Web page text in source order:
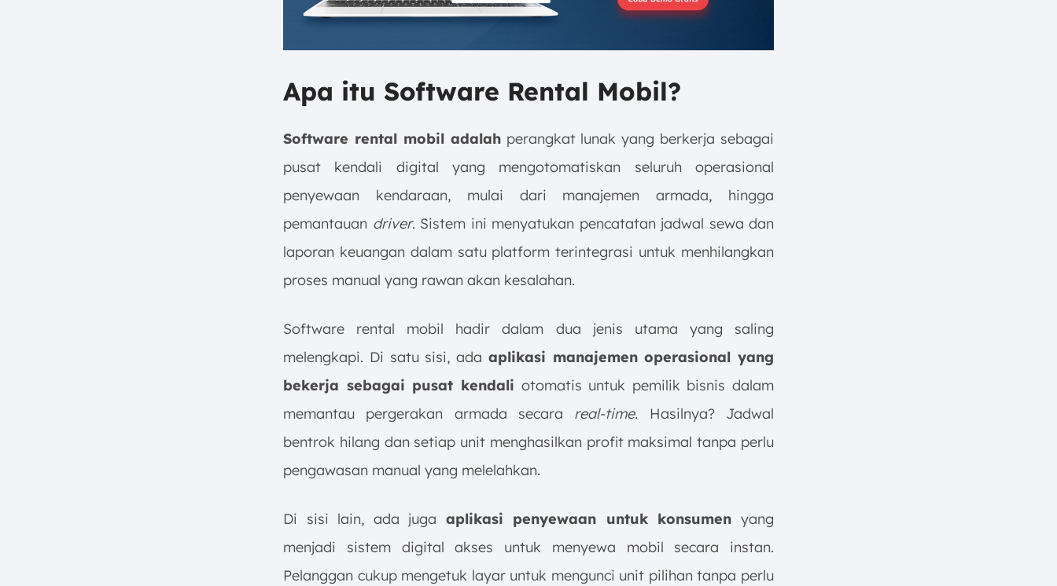
Apa itu Software Rental Mobil?
Software rental mobil adalahperangkat lunak yang berkerja sebagai
pusat kendali digital yang mengotomatiskan seluruh operasional
penyewaan kendaraan, mulai dari manajemen armada, hingga
pemantauan driver. Sistem ini menyatukan pencatatan jadwal sewa dan
laporan keuangan dalam satu platform terintegrasi untuk menhilangkan
proses manual yang rawan akan kesalahan.
Software rental mobil hadir dalam dua jenis utama yang saling
melengkapi. Di satu sisi, ada aplikasi manajemen operasional yang
bekerja sebagai pusat kendali otomatis untuk pemilik bisnis dalam
memantau pergerakan armada secara real-time. Hasilnya? Jadwal
bentrok hilang dan setiap unit menghasilkan profit maksimal tanpa perlu
pengawasan manual yang melelahkan.
Di sisi lain, ada juga aplikasi penyewaan untuk konsumen yang
menjadi sistem digital akses untuk menyewa mobil secara instan.
Pelanggan cukup mengetuk layar untuk mengunci unit pilihan tanpa perlu